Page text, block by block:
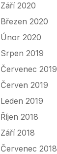
Září 2020
Březen 2020
Únor 2020
Srpen 2019
Červenec 2019
Červen 2019
Leden 2019
Říjen 2018
Září 2018
Červenec 2018